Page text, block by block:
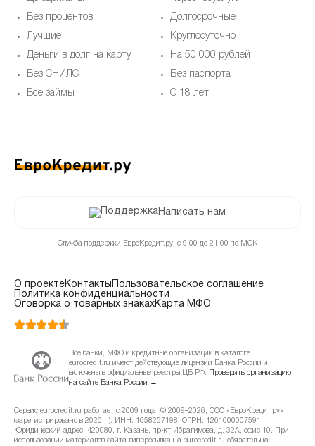
Без процентов
Лучшие
Деньги в долг на карту
Без СНИЛС
Все займы
Долгосрочные
Круглосуточно
На 50 000 рублей
Без паспорта
С 18 лет
Написать нам
Служба поддержки ЕвроКредит.ру: с 9:00 до 21:00 по МСК
О проектеКонтакты
Пользовательское соглашение
Политика конфиденциальности
Оговорка о товарных знакахКарта МФО
Все банки, МФО и кредитные организации в каталоге
eurocredit.ru имеют действующие лицензии Банка России и
включены в официальные реестры ЦБ РФ.
Проверить организацию
на сайте Банка России →
Сервис eurocredit.ru работает с 2009 года. © 2009–2026, ООО «ЕвроКредит.ру»
(зарегистрировано в 2026 г.). ИНН: 1658257198, ОГРН: 1261600007591.
Юридический адрес: 420080, г. Казань, пр-кт Ибрагимова, д. 32А, офис 10. При
использовании материалов сайта гиперссылка на eurocredit.ru обязательна.